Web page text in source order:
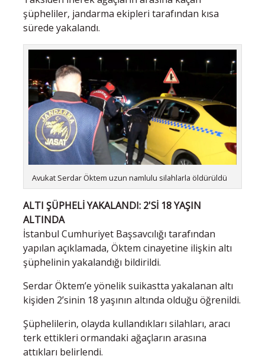
şüpheliler, jandarma ekipleri tarafından kısa
sürede yakalandı.
Avukat Serdar Öktem uzun namlulu silahlarla öldürüldü
ALTI ŞÜPHELİ YAKALANDI: 2'Sİ 18 YAŞIN
ALTINDA
İstanbul Cumhuriyet Başsavcılığı tarafından
yapılan açıklamada, Öktem cinayetine ilişkin altı
şüphelinin yakalandığı bildirildi.
Serdar Öktem’e yönelik suikastta yakalanan altı
kişiden 2’sinin 18 yaşının altında olduğu öğrenildi.
Şüphelilerin, olayda kullandıkları silahları, aracı
terk ettikleri ormandaki ağaçların arasına
attıkları belirlendi.